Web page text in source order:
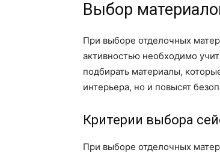
Выбор
При выборе отделочных
активностью необходимо
подбирать материалы,
интерьера, но и повысят
Критерии выбора
При выборе отделочных